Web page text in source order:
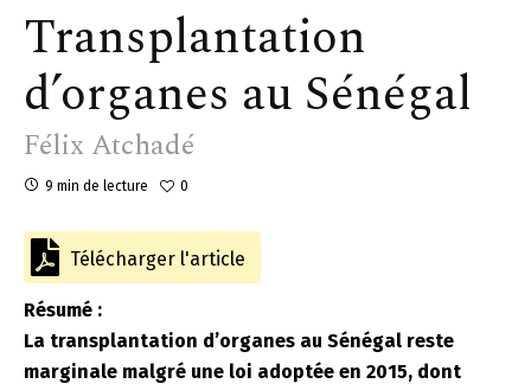
Transplantation
d’organes au Sénégal
Félix Atchadé
9 min de lecture 0
Télécharger l'article
Résumé :
La transplantation d’organes au Sénégal reste
marginale malgré une loi adoptée en 2015, dont